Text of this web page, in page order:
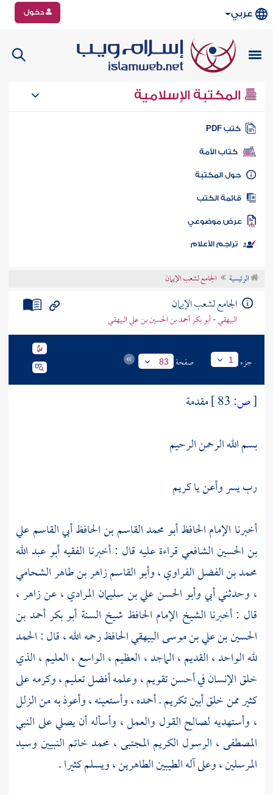
عربي دخول
المكتبة الإسلامية
كتب PDF
كتاب الأمة
المكتبة
الكتب
موضوعي
تراجم الأعلام
الرئيسية الجامع لشعب الإيمان
الجامع لشعب الإيمان
البيهقي - أبو بكر أحمد بن الحسين بن علي البيهقي
جزء 1 صفحة 83
[ص:
مقدمة
بسم الله الرحمن الرحيم
رب يسر وأعن يا كريم
أخبرنا الإمام الحافظ أبو محمد القاسم بن الحافظ أبي القاسم علي
بن الحسين الشافعيقراءة عليه قال : أخبرنا الفقيه أبو عبد الله
محمد بن الفضل الفراوي ،وأبو القاسم زاهر بن طاهر الشحامي
، وحدثني أبيوأبو الحسن علي بن سليمان المرادي ،عنزاهر ،
قال : أخبرنا الشيخ الإمام الحافظ شيخ السنة أبو بكر أحمد بن
الحسين بن علي بن موسى البيهقيالحافظ رحمه الله ، قال : الحمد
لله الواحد ، القديم ، الماجد ، العظيم ، الواسع ، العليم ، الذي
خلق الإنسان في أحسن تقويم ، وعلمه أفضل تعليم ، وكرمه على
كثير ممن خلق أبين تكريم . أحمده ، وأستعينه ، وأعوذ به من الزلل
، وأستهديه لصالح القول والعمل ، وأسأله أن يصلي على النبي
المصطفى ، الرسول الكريم المجتبى ، محمد خاتم النبيين وسيد
المرسلين ، وعلى آله الطيبين الطاهرين ، ويسلم كثيرا .